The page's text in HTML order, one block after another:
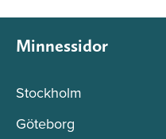
Minnessidor
Stockholm
Göteborg